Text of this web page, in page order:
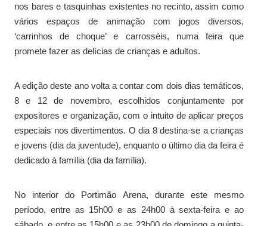
nos bares e tasquinhas existentes no recinto, assim como
vários espaços de animação com jogos diversos,
‘carrinhos de choque’ e carrosséis, numa feira que
promete fazer as delícias de crianças e adultos.
A edição deste ano volta a contar com dois dias temáticos,
8 e 12 de novembro, escolhidos conjuntamente por
expositores e organização, com o intuito de aplicar preços
especiais nos divertimentos. O dia 8 destina-se a crianças
e jovens (dia da juventude), enquanto o último dia da feira é
dedicado à família (dia da família).
No interior do Portimão Arena, durante este mesmo
período, entre as 15h00 e as 24h00 à sexta-feira e ao